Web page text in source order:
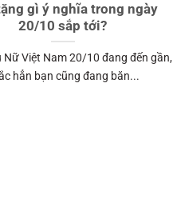
gì ý nghĩa trong ngày
20/10 sắp tới?
Nữ Việt Nam 20/10 đang đến gần,
hẳn bạn cũng đang băn...